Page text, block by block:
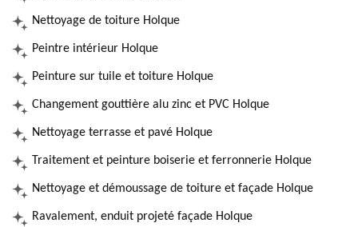
Nettoyage de toiture Holque
Peintre intérieur Holque
Peinture sur tuile et toiture Holque
Changement gouttière alu zinc et PVC Holque
Nettoyage terrasse et pavé Holque
Traitement et peinture boiserie et ferronnerie Holque
Nettoyage et démoussage de toiture et façade Holque
Ravalement, enduit projeté façade Holque